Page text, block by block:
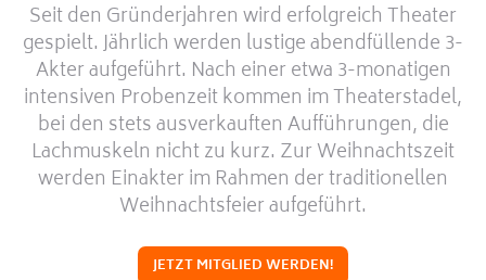
Seit den Gründerjahren wird erfolgreich Theater
gespielt. Jährlich werden lustige abendfüllende 3-
Akter aufgeführt. Nach einer etwa 3-monatigen
intensiven Probenzeit kommen im Theaterstadel,
bei den stets ausverkauften Aufführungen, die
Lachmuskeln nicht zu kurz. Zur Weihnachtszeit
werden Einakter im Rahmen der traditionellen
Weihnachtsfeier aufgeführt.
JETZT MITGLIED WERDEN!